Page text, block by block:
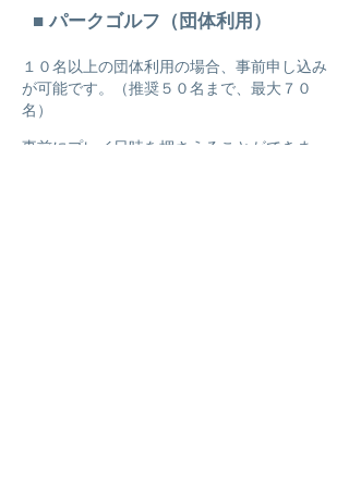
■ パークゴルフ（団体利用）
１０名以上の団体利用の場合、事前申し込み
が可能です。（推奨５０名まで、最大７０
名）
事前にプレイ日時を押さえることができま